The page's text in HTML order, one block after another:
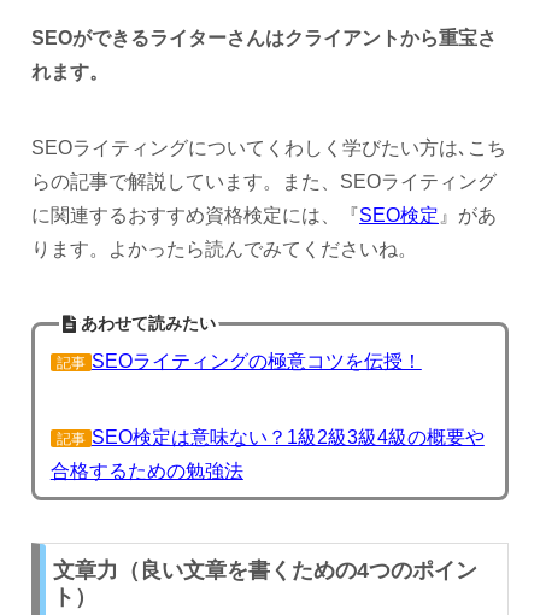
SEOができるライターさんはクライアントから重宝さ
れます。
SEOライティングについてくわしく学びたい方は､こち
らの記事で解説しています。また、SEOライティング
に関連するおすすめ資格検定には、『SEO検定 』があ
ります。よかったら読んでみてくださいね。
あわせて読みたい
記事 SEOライティングの極意コツを伝授！
記事 SEO検定は意味ない？1級2級3級4級の概要や
合格するための勉強法
文章力（良い文章を書くための4つのポイン
ト）